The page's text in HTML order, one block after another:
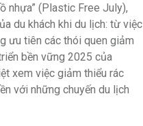
nhựa” (Plastic Free July),
du khách khi du lịch: từ việc
ưu tiên các thói quen giảm
bền vững 2025 của
xem việc giảm thiểu rác
với những chuyến du lịch